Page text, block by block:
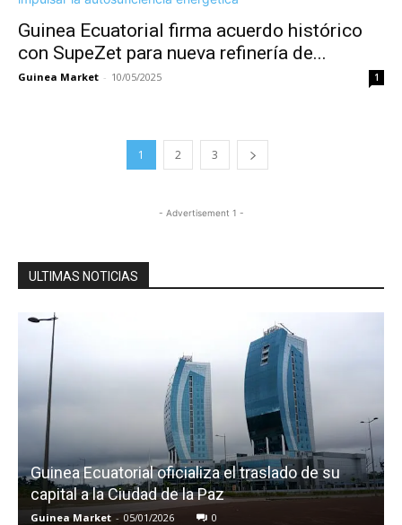
Guinea Ecuatorial firma acuerdo histórico
con SupeZet para nueva refinería de...
Guinea Market - 10/05/2025 1
1 2 3
- Advertisement 1 -
ULTIMAS NOTICIAS
Guinea Ecuatorial oficializa el traslado de su
capital a la Ciudad de la Paz
Guinea Market - 05/01/2026 0